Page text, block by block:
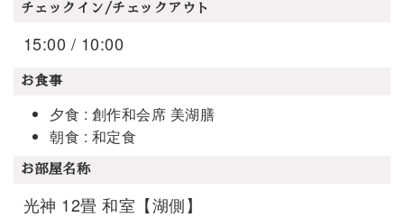
チェックイン/チェックアウト
15:00 / 10:00
お食事
夕食 : 創作和会席 美湖膳
朝食 : 和定食
お部屋名称
光神 12畳 和室【湖側】